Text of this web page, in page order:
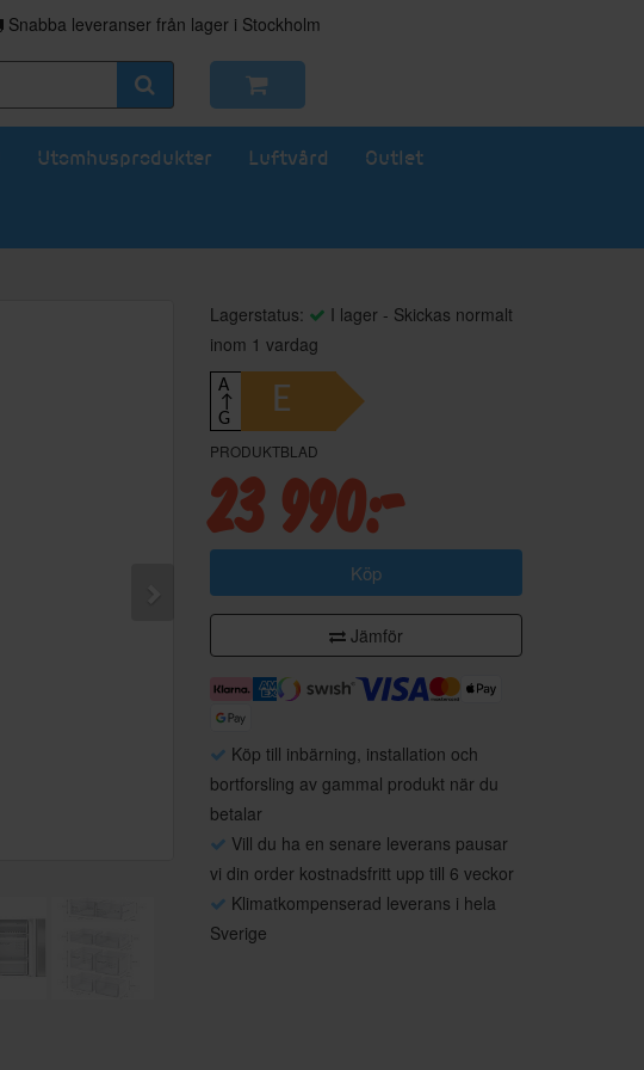
Snabba leveranser från lager i Stockholm
Utomhusprodukter Luftvård Outlet
Lagerstatus:
I lager - Skickas normalt
inom 1 vardag
A
↑
G
E
PRODUKTBLAD
23 990:-
Köp
Jämför
Köp till inbärning, installation och
bortforsling av gammal produkt när du
betalar
Vill du ha en senare leverans pausar
vi din order kostnadsfritt upp till 6 veckor
Klimatkompenserad leverans i hela
Sverige